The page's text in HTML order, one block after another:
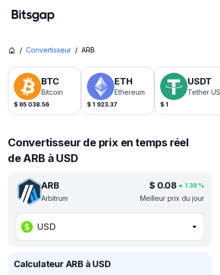
/ Convertisseur / ARB
BTC
Bitcoin
$ 65 038.56
ETH
Ethereum
$ 1 923.37
USDT
Tether
$ 1
Convertisseur de prix en temps réel
de ARB à USD
ARB
Arbitrum
$ 0.08 1.38 %
Meilleur prix du jour
USD
Calculateur ARB à USD